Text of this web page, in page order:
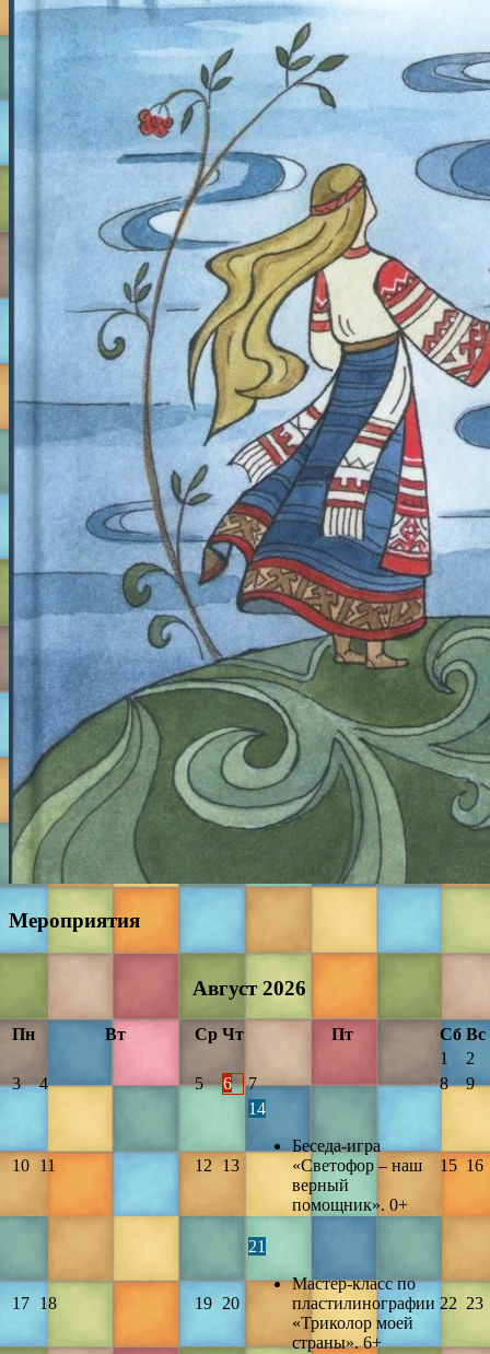
Мероприятия
Август 2026
Пн Вт Ср Чт Пт Сб Вс
1
2
3
4 5 6 7 8 9
10 11 12 13
14
Беседа-игра
«Светофор – наш
верный
помощник». 0+
15 16
17 18 19 20
21
Мастер-класс по
пластилинографии
«Триколор моей
страны». 6+
22 23